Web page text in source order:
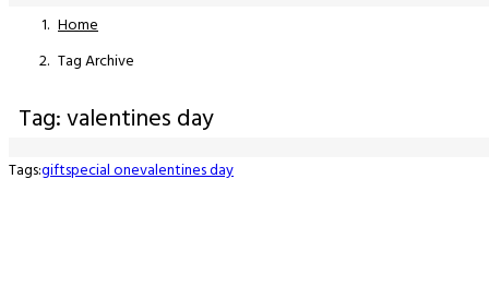
Home
Tag Archive
Tag: valentines day
Tags:giftspecial onevalentines day